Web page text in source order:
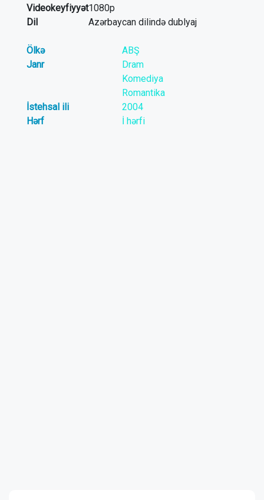
Videokeyfiyyət1080p
Dil
Azərbaycan dilində dublyaj
Ölkə
ABŞ
Janr
Dram
Komediya
Romantika
İstehsal ili
2004
Hərf
İ hərfi